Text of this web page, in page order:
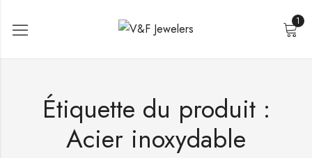
1
Étiquette du produit :
Acier inoxydable